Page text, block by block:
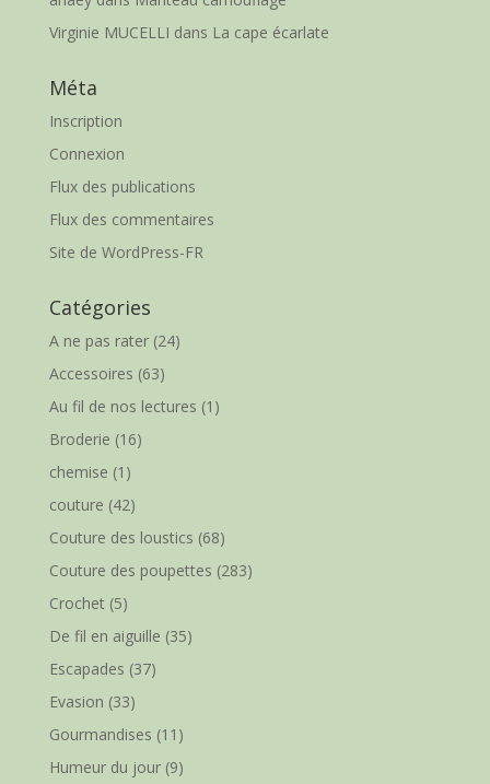
Virginie MUCELLI dans La cape écarlate
Méta
Inscription
Connexion
Flux des publications
Flux des commentaires
Site de WordPress-FR
Catégories
A ne pas rater(24)
Accessoires (63)
Au fil de nos lectures (1)
Broderie (16)
chemise (1)
couture (42)
Couture des loustics (68)
Couture des poupettes (283)
Crochet(5)
De fil en aiguille (35)
Escapades (37)
Evasion (33)
Gourmandises (11)
Humeur du jour(9)